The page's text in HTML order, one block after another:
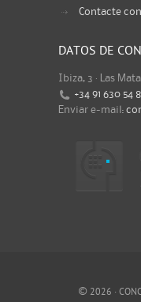
Contacte
DATOS DE
Ibiza, 3 · Las
+34 91 630 54
Enviar e-mail:
© 2026 ·